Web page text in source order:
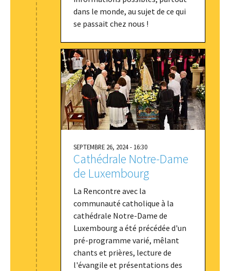
dans le monde, au sujet de ce qui
se passait chez nous !
SEPTEMBRE 26, 2024 - 16:30
Cathédrale Notre-Dame
de Luxembourg
La Rencontre avec la
communauté catholique à la
cathédrale Notre-Dame de
Luxembourg a été précédée d'un
pré-programme varié, mêlant
chants et prières, lecture de
l'évangile et présentations des